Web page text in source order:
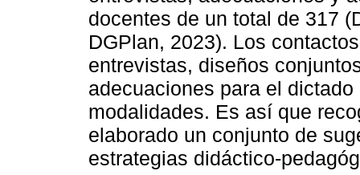
docentes de un total de 317
DGPlan, 2023). Los
entrevistas, diseños
adecuaciones para el
modalidades. Es así que
elaborado un conjunto de
estrategias didáctico-